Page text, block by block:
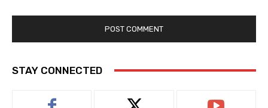
STAY CONNECTED